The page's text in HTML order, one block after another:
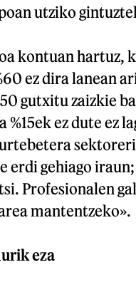
utziko
kontuan hartuz,
ez dira lanean
gutxitu zaizkie
%15ek ez dute ez
erdi gehiago
Profesionalen
mantentzeko».
eza